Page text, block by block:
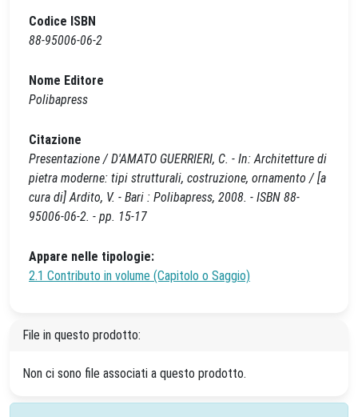
Codice ISBN
88-95006-06-2
Nome Editore
Polibapress
Citazione
Presentazione / D'AMATO GUERRIERI, C. - In: Architetture di
pietra moderne: tipi strutturali, costruzione, ornamento / [a
cura di] Ardito, V. - Bari : Polibapress, 2008. - ISBN 88-
95006-06-2. - pp. 15-17
Appare nelle tipologie:
2.1 Contributo in volume (Capitolo o Saggio)
File in questo prodotto:
Non ci sono file associati a questo prodotto.